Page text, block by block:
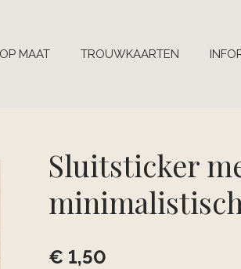
MAAT TROUWKAARTEN
Sluitsticker
€ 1,50